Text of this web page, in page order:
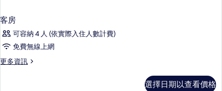
客房
可容納 4 人 (依實際入住人數計費)
免費無線上網
更多資訊
更
選擇日期以查看價格